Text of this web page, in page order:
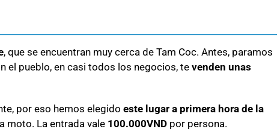
, que se encuentran muy cerca de Tam Coc. Antes, paramos
el pueblo, en casi todos los negocios, te venden unas
por eso hemos elegido este lugar a primera hora de la
moto. La entrada vale 100.000VND por persona.